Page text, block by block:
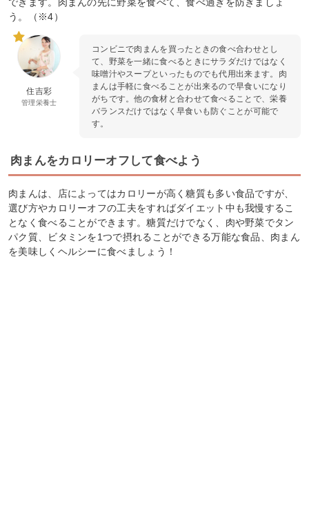
う。（※4）
住吉彩
管理栄養士
コンビニで肉まんを買ったときの食べ合わせとし
て、野菜を一緒に食べるときにサラダだけではなく
味噌汁やスープといったものでも代用出来ます。肉
まんは手軽に食べることが出来るので早食いになり
がちです。他の食材と合わせて食べることで、栄養
バランスだけではなく早食いも防ぐことが可能で
す。
肉まんをカロリーオフして食べよう
肉まんは、店によってはカロリーが高く糖質も多い食品ですが、
選び方やカロリーオフの工夫をすればダイエット中も我慢するこ
となく食べることができます。糖質だけでなく、肉や野菜でタン
パク質、ビタミンを1つで摂れることができる万能な食品、肉まん
を美味しくヘルシーに食べましょう！